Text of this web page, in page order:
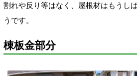
割れや反り等はなく、屋根材はもうし
うです。
棟板金部分